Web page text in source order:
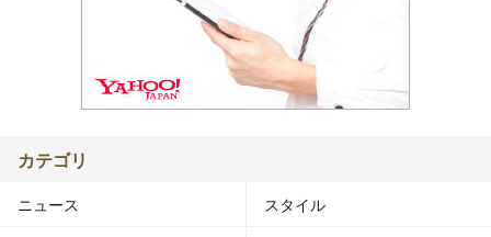
カテゴリ
ニュース スタイル